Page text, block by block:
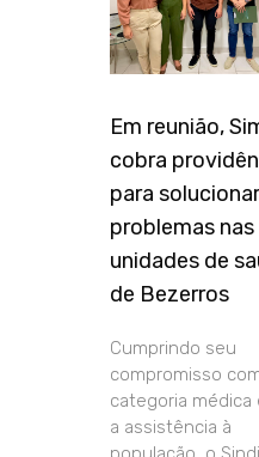
Em reunião,
cobra
para solucionar
problemas nas
unidades de
de Bezerros
Cumprindo seu
compromisso
categoria médica
a assistência à